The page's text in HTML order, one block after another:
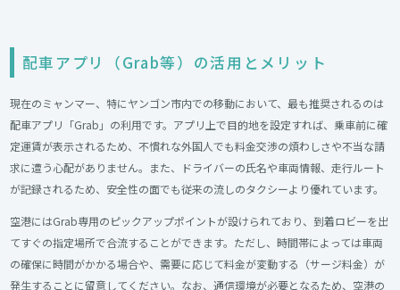
配車アプリ（Grab等）の活用とメリット
現在のミャンマー、特にヤンゴン市内での移動において、最も推奨されるのは
配車アプリ「Grab」の利用です。アプリ上で目的地を設定すれば、乗車前に確
定運賃が表示されるため、不慣れな外国人でも料金交渉の煩わしさや不当な請
求に遭う心配がありません。また、ドライバーの氏名や車両情報、走行ルート
が記録されるため、安全性の面でも従来の流しのタクシーより優れています。
空港にはGrab専用のピックアップポイントが設けられており、到着ロビーを出
てすぐの指定場所で合流することができます。ただし、時間帯によっては車両
の確保に時間がかかる場合や、需要に応じて料金が変動する（サージ料金）が
発生することに留意してください。なお、通信環境が必要となるため、空港の